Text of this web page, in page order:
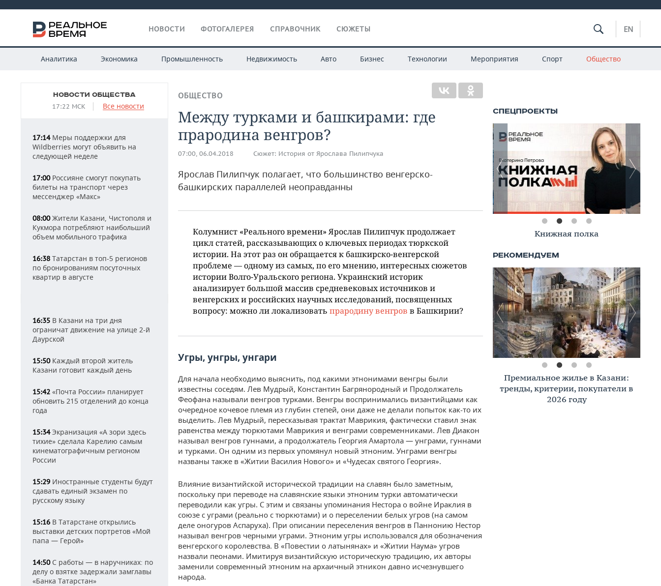
НОВОСТИ ФОТОГАЛЕРЕЯ СПРАВОЧНИК СЮЖЕТЫ EN
Аналитика Экономика Промышленность Недвижимость Авто Бизнес Технологии Мероприятия Спорт Общество
НОВОСТИ ОБЩЕСТВА
17:22 МСК Все новости
17:14Меры поддержки для
Wildberries могут объявить на
следующей неделе
17:00Россияне смогут покупать
билеты на транспорт через
мессенджер «Макс»
08:00Жители Казани, Чистополя и
Кукмора потребляют наибольший
объем мобильного трафика
16:38 Татарстан в топ-5 регионов
по бронированиям посуточных
квартир в августе
16:35 В Казани на три дня
ограничат движение на улице 2-й
Даурской
15:50Каждый второй житель
Казани готовит каждый день
15:42 «Почта России» планирует
обновить 215 отделений до конца
года
15:34Экранизация «А зори здесь
тихие» сделала Карелию самым
кинематографичным регионом
России
15:29 Иностранные студенты будут
сдавать единый экзамен по
русскому языку
15:16 В Татарстане открылись
выставки детских портретов «Мой
папа — Герой»
14:50С работы — в наручниках: по
делу о взятке задержали замглавы
«Банка Татарстан»
ОБЩЕСТВО
Между турками и башкирами: где
прародина венгров?
07:00, 06.04.2018 Сюжет: История от Ярослава Пилипчука
Ярослав Пилипчук полагает, что большинство венгерско-
башкирских параллелей неоправданны
Колумнист «Реального времени» Ярослав Пилипчук продолжает
цикл статей, рассказывающих о ключевых периодах тюркской
истории. На этот раз он обращается к башкирско-венгерской
проблеме — одному из самых, по его мнению, интересных сюжетов
истории Волго-Уральского региона. Украинский историк
анализирует большой массив средневековых источников и
венгерских и российских научных исследований, посвященных
вопросу: можно ли локализовать прародину венгров в Башкирии?
Угры, унгры, унгари
Для начала необходимо выяснить, под какими этнонимами венгры были
известны соседям. Лев Мудрый, Константин Багрянородный и Продолжатель
Феофана называли венгров турками. Венгры воспринимались византийцами как
очередное кочевое племя из глубин степей, они даже не делали попыток как-то их
выделить. Лев Мудрый, пересказывая трактат Маврикия, фактически ставил знак
равенства между тюркютами Маврикия и венграми современниками. Лев Диакон
называл венгров гуннами, а продолжатель Георгия Амартола — унграми, гуннами
и турками. Он одним из первых упомянул новый этноним. Унграми венгры
названы также в «Житии Василия Нового» и «Чудесах святого Георгия».
Влияние византийской исторической традиции на славян было заметным,
поскольку при переводе на славянские языки этноним турки автоматически
переводили как угры. С этим и связаны упоминания Нестора о войне Ираклия в
союзе с уграми (реально с тюркютами) и о переселении белых угров (на самом
деле оногуров Аспаруха). При описании переселения венгров в Паннонию Нестор
называл венгров черными уграми. Этноним угры использовался для обозначения
венгерского королевства. В «Повестии о латынянах» и «Житии Наума» угров
назвали пеонами. Имитируя византийскую историческую традицию, их авторы
заменили современный этноним на архаичный этникон давно исчезнувшего
народа.
Книжная полка
Премиальное жилье в Казани:
тренды, критерии, покупатели в
2026 году